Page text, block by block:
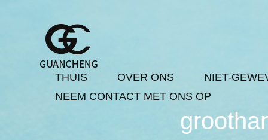
THUIS OVER ONS NIET-
NEEM CONTACT MET ONS OP